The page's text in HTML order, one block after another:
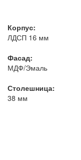
Корпус:
ЛДСП 16 мм
Фасад:
МДФ/Эмаль
Столешница:
38 мм